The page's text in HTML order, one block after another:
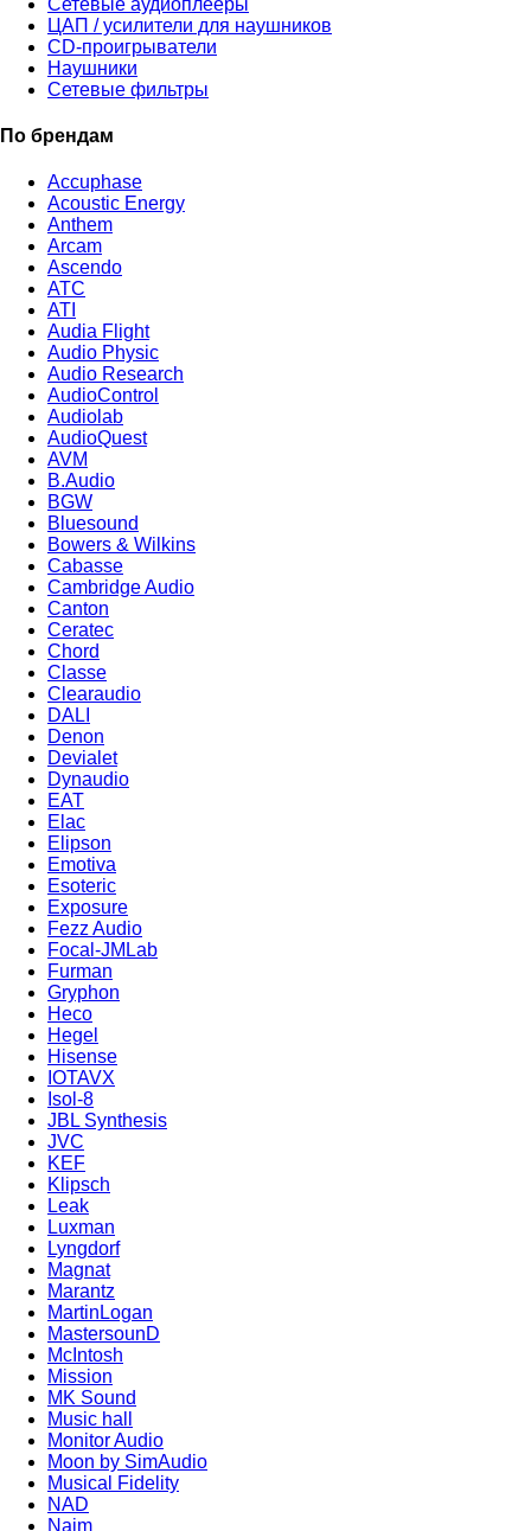
ЦАП / усилители для наушников
CD-проигрыватели
Наушники
Сетевые фильтры
По брендам
Accuphase
Acoustic Energy
Anthem
Arcam
Ascendo
ATC
ATI
Audia Flight
Audio Physic
Audio Research
AudioControl
Audiolab
AudioQuest
AVM
B.Audio
BGW
Bluesound
Bowers & Wilkins
Cabasse
Cambridge Audio
Canton
Ceratec
Chord
Classe
Clearaudio
DALI
Denon
Devialet
Dynaudio
EAT
Elac
Elipson
Emotiva
Esoteric
Exposure
Fezz Audio
Focal-JMLab
Furman
Gryphon
Heco
Hegel
Hisense
IOTAVX
Isol-8
JBL Synthesis
JVC
KEF
Klipsch
Leak
Luxman
Lyngdorf
Magnat
Marantz
MartinLogan
MastersounD
McIntosh
Mission
MK Sound
Music hall
Monitor Audio
Moon by SimAudio
Musical Fidelity
NAD
Naim